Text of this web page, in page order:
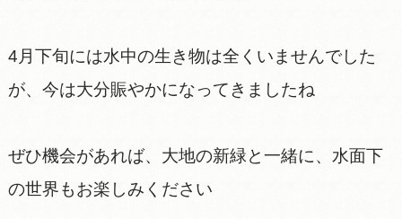
4月下旬には水中の生き物は全くいませんでした
が、今は大分賑やかになってきましたね
ぜひ機会があれば、大地の新緑と一緒に、水面下
の世界もお楽しみください